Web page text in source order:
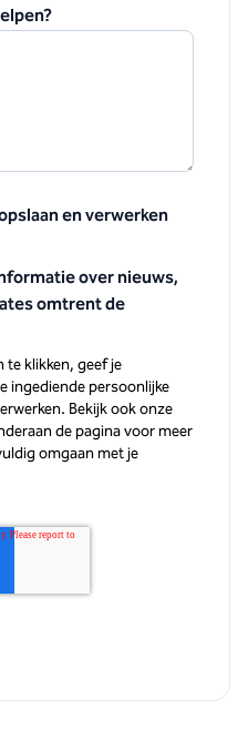
en verwerken
over nieuws,
omtrent de
klikken, geef je
ingediende persoonlijke
Bekijk ook onze
de pagina voor meer
omgaan met je